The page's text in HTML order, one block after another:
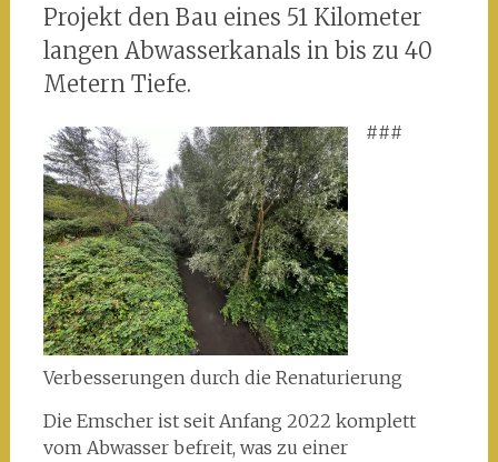
Projekt den Bau eines 51 Kilometer
langen Abwasserkanals in bis zu 40
Metern Tiefe.
###
Verbesserungen durch die Renaturierung
Die Emscher ist seit Anfang 2022 komplett
vom Abwasser befreit, was zu einer